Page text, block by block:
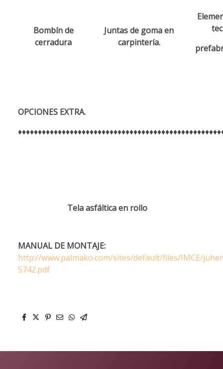
Bombín de
cerradura
Juntas de goma en
carpintería.
OPCIONES EXTRA.
Tela asfáltica en rollo
MANUAL DE MONTAJE:
http://www.palmako.com/sites/default/files/IMCE/
5742.pdf